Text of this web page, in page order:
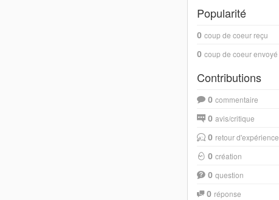
Popularité
0 coup de coeur reçu
0 coup de coeur envoyé
Contributions
0 commentaire
0 avis/critique
0 retour d'expérience
0 création
0 question
0 réponse